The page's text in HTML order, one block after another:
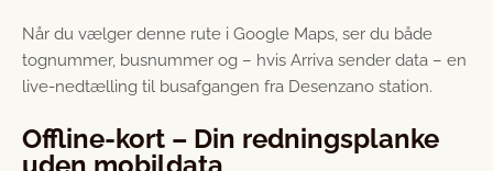
Når du vælger denne rute i Google Maps, ser du både
tognummer, busnummer og – hvis Arriva sender data – en
live-nedtælling til busafgangen fra Desenzano station.
Offline-kort – Din redningsplanke